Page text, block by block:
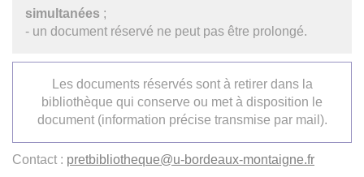
simultanées ;
- un document réservé ne peut pas être prolongé.
Les documents réservés sont à retirer dans la
bibliothèque qui conserve ou met à disposition le
document (information précise transmise par mail).
Contact : pretbibliotheque@u-bordeaux-montaigne.fr